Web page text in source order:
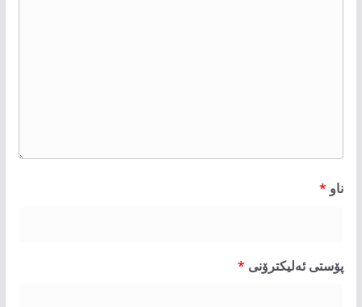
ناو *
پۆستی ئەلیکترۆنی *